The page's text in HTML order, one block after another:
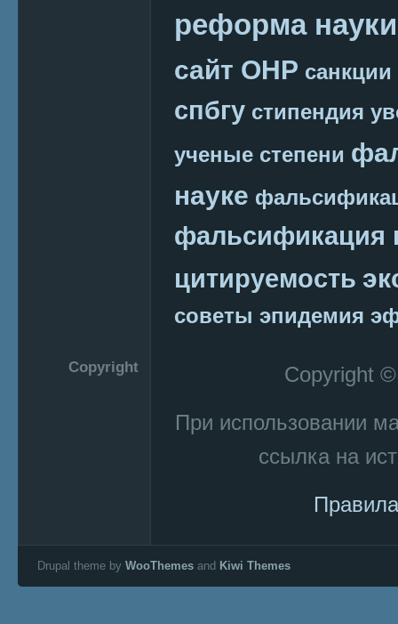
реформа науки
сайт ОНР санкции
спбгу стипендия
ученые степени
науке
фальсификация
цитируемость
советы эпидемия
Copyright
Copyright
При использовании
ссылка на
Drupal theme by WooThemes and Kiwi Themes